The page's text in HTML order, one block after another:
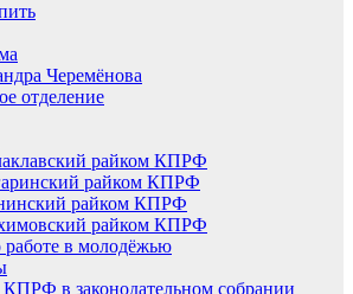
Черемёнова
отделение
райком КПРФ
райком КПРФ
райком КПРФ
райком КПРФ
работе в молодёжью
в законодательном собрании